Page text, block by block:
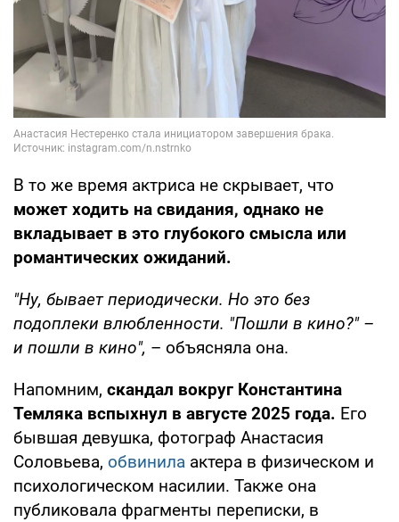
В то же время актриса не скрывает, что
может ходить на свидания, однако не
вкладывает в это глубокого смысла или
романтических ожиданий.
"Ну, бывает периодически. Но это без
подоплеки влюбленности. "Пошли в кино?" –
и пошли в кино", – объясняла она.
Напомним, скандал вокруг Константина
Темляка вспыхнул в августе 2025 года. Его
бывшая девушка, фотограф Анастасия
Соловьева, обвинила актера в физическом и
психологическом насилии. Также она
публиковала фрагменты переписки, в